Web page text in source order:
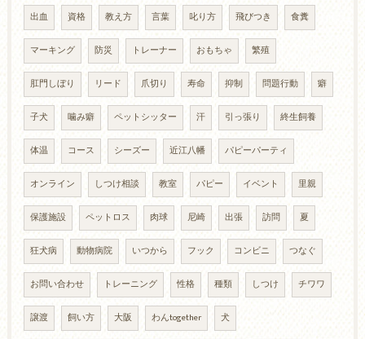
出血 資格 教え方 言葉 叱り方 飛びつき 食糞
マーキング 防災 トレーナー おもちゃ 繁殖
肛門しぼり リード 爪切り 寿命 抑制 問題行動 癖
子犬 噛み癖 ペットシッター 汗 引っ張り 終生飼養
体温 コース シーズー 近江八幡 パピーパーティ
オンライン しつけ相談 教室 パピー イベント 里親
保護施設 ペットロス 肉球 尼崎 出張 訪問 夏
狂犬病 動物病院 いつから フック コンビニ つなぐ
お問い合わせ トレーニング 性格 種類 しつけ チワワ
譲渡 飼い方 大阪 わんtogether 犬